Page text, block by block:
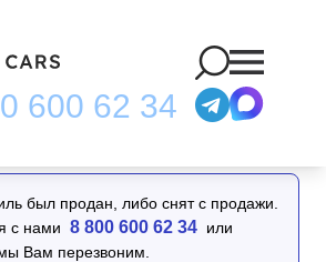
600 62 34
Cayenne 3.0 4WD
был продан, либо снят с продажи.
с нами 8 800 600 62 34 или
Вам перезвоним.